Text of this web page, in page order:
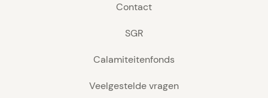
Contact
SGR
Calamiteitenfonds
Veelgestelde vragen